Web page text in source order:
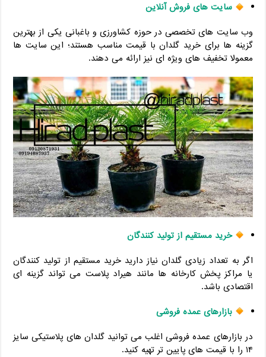
سایت های فروش آنلاین
وب سایت های تخصصی در حوزه کشاورزی و باغبانی یکی از بهترین
گزینه ها برای خرید گلدان با قیمت مناسب هستند؛ این سایت ها
معمولا تخفیف های ویژه ای نیز ارائه می دهند.
خرید مستقیم از تولید کنندگان
اگر به تعداد زیادی گلدان نیاز دارید خرید مستقیم از تولید کنندگان
یا مراکز پخش کارخانه ها مانند هیراد پلاست می تواند گزینه ای
اقتصادی باشد.
بازارهای عمده فروشی
در بازارهای عمده فروشی اغلب می توانید گلدان های پلاستیکی سایز
۱۴ را با قیمت های پایین تر تهیه کنید.